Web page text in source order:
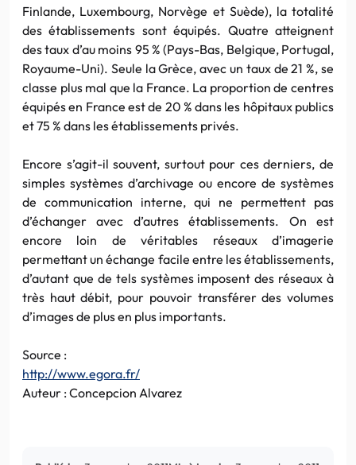
Finlande, Luxembourg, Norvège et Suède), la totalité
des établissements sont équipés. Quatre atteignent
des taux d’au moins 95 % (Pays-Bas, Belgique, Portugal,
Royaume-Uni). Seule la Grèce, avec un taux de 21 %, se
classe plus mal que la France. La proportion de centres
équipés en France est de 20 % dans les hôpitaux publics
et 75 % dans les établissements privés.
Encore s’agit-il souvent, surtout pour ces derniers, de
simples systèmes d’archivage ou encore de systèmes
de communication interne, qui ne permettent pas
d’échanger avec d’autres établissements. On est
encore loin de véritables réseaux d’imagerie
permettant un échange facile entre les établissements,
d’autant que de tels systèmes imposent des réseaux à
très haut débit, pour pouvoir transférer des volumes
d’images de plus en plus importants.
Source :
http://www.egora.fr/
Auteur : Concepcion Alvarez